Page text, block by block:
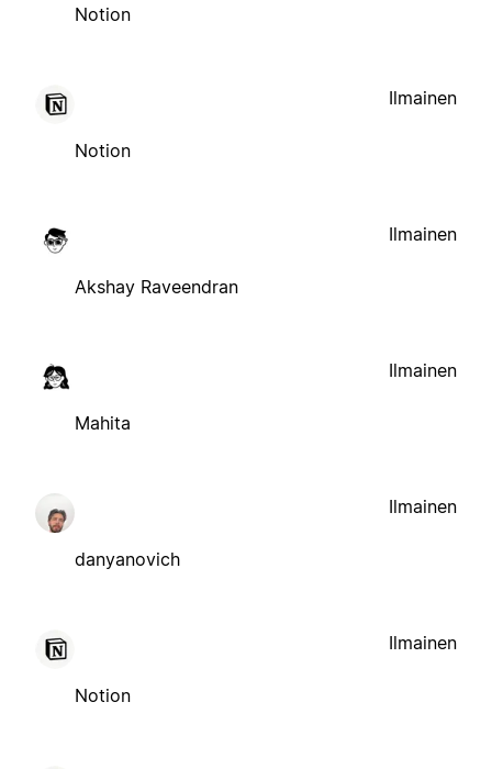
Notion
Notion
Ilmainen
Akshay Raveendran
Ilmainen
Mahita
Ilmainen
danyanovich
Ilmainen
Notion
Ilmainen